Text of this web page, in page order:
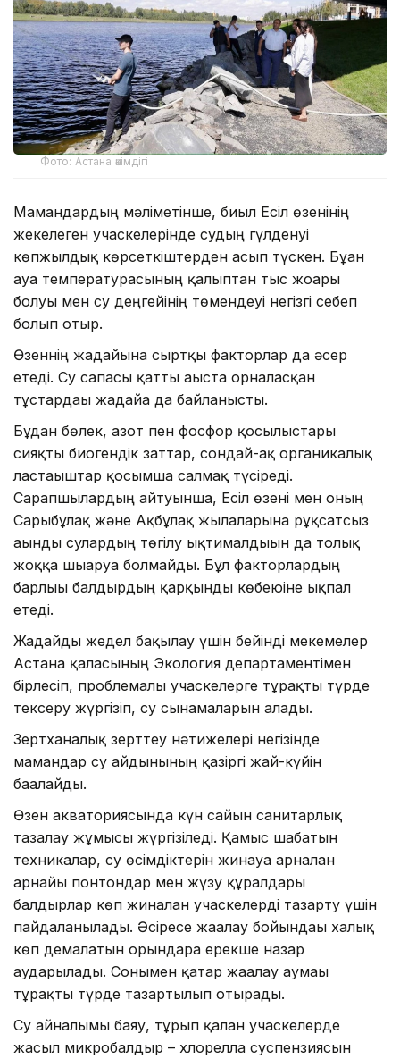
Фото: Астана әкімдігі
Мамандардың мәліметінше, биыл Есіл өзенінің
жекелеген учаскелерінде судың гүлденуі
көпжылдық көрсеткіштерден асып түскен. Бұған
ауа температурасының қалыптан тыс жоғары
болуы мен су деңгейінің төмендеуі негізгі себеп
болып отыр.
Өзеннің жағдайына сыртқы факторлар да әсер
етеді. Су сапасы қатты ағыста орналасқан
тұстардағы жағдайға да байланысты.
Бұдан бөлек, азот пен фосфор қосылыстары
сияқты биогендік заттар, сондай-ақ органикалық
ластағыштар қосымша салмақ түсіреді.
Сарапшылардың айтуынша, Есіл өзені мен оның
Сарыбұлақ және Ақбұлақ жылғаларына рұқсатсыз
ағынды сулардың төгілу ықтималдығын да толық
жоққа шығаруға болмайды. Бұл факторлардың
барлығы балдырдың қарқынды көбеюіне ықпал
етеді.
Жағдайды жедел бақылау үшін бейінді мекемелер
Астана қаласының Экология департаментімен
бірлесіп, проблемалы учаскелерге тұрақты түрде
тексеру жүргізіп, су сынамаларын алады.
Зертханалық зерттеу нәтижелері негізінде
мамандар су айдынының қазіргі жай-күйін
бағалайды.
Өзен акваториясында күн сайын санитарлық
тазалау жұмысы жүргізіледі. Қамыс шабатын
техникалар, су өсімдіктерін жинауға арналған
арнайы понтондар мен жүзу құралдары
балдырлар көп жиналған учаскелерді тазарту үшін
пайдаланылады. Әсіресе жағалау бойындағы халық
көп демалатын орындарға ерекше назар
аударылады. Сонымен қатар жағалау аумағы
тұрақты түрде тазартылып отырады.
Су айналымы баяу, тұрып қалған учаскелерде
жасыл микробалдыр – хлорелла суспензиясын